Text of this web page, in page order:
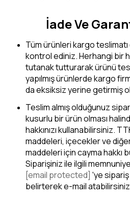
İade Ve
Tüm ürünleri kargo
kontrol ediniz. Herhangi bir
tutanak tutturarak ürünü
yapılmış ürünlerde kargo
da eksiksiz yerine getirmiş
Teslim almış olduğunuz
kusurlu bir ürün olması
hakkınızı kullanabilirsiniz.
maddeleri, içecekler ve
maddeleri için cayma hakkı
Siparişiniz ile ilgili
[email protected] 'ye
belirterek e-mail